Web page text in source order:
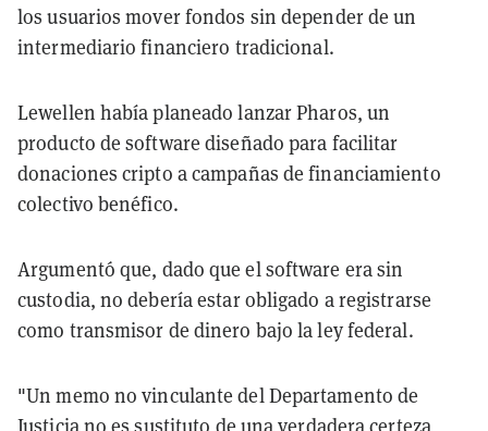
los usuarios mover fondos sin depender de un
intermediario financiero tradicional.
Lewellen había planeado lanzar Pharos, un
producto de software diseñado para facilitar
donaciones cripto a campañas de financiamiento
colectivo benéfico.
Argumentó que, dado que el software era sin
custodia, no debería estar obligado a registrarse
como transmisor de dinero bajo la ley federal.
"Un memo no vinculante del Departamento de